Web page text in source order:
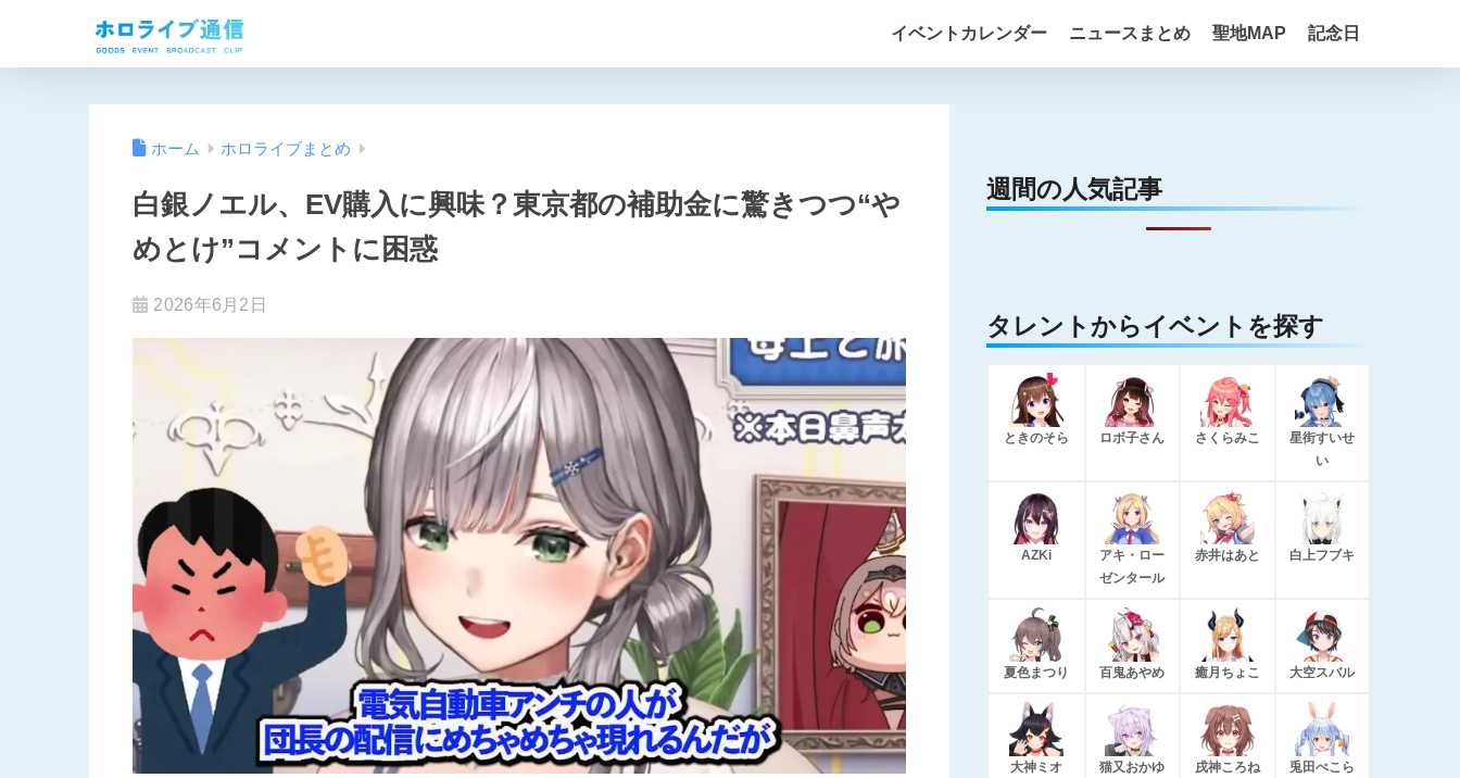
イベントカレンダー ニュースまとめ 聖地MAP 記念日
ホーム ホロライブまとめ
白銀ノエル、EV購入に興味？東京都の補助金に驚きつつ“や
めとけ”コメントに困惑
2026年6月2日
週間の人気記事
タレントからイベントを探す
ときのそら ロボ子さん さくらみこ
星街すいせ
い
AZKi
アキ・ロー
ゼンタール
赤井はあと 白上フブキ
夏色まつり 百鬼あやめ 癒月ちょこ 大空スバル
大神ミオ 猫又おかゆ 戌神ころね 兎田ぺこら